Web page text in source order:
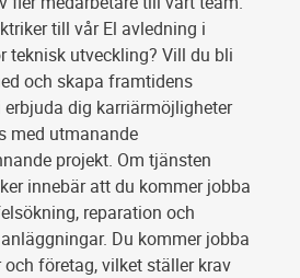
till vår El avledning i
teknisk utveckling? Vill du bli
och skapa framtidens
dig karriärmöjligheter
med utmanande
projekt. Om tjänsten
innebär att du kommer jobba
reparation och
Du kommer jobba
företag, vilket ställer krav